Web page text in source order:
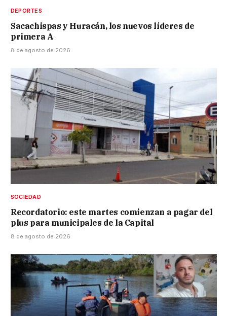
DEPORTES
Sacachispas y Huracán, los nuevos líderes de
primera A
8 de agosto de 2026
SOCIEDAD
Recordatorio: este martes comienzan a pagar del
plus para municipales de la Capital
8 de agosto de 2026